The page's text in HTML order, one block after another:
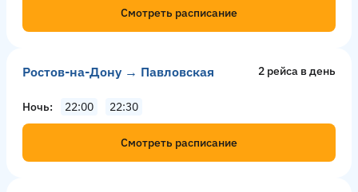
Смотреть расписание
Ростов-на-Дону → Павловская 2 рейсa в день
Ночь 22:00 22:30
Смотреть расписание